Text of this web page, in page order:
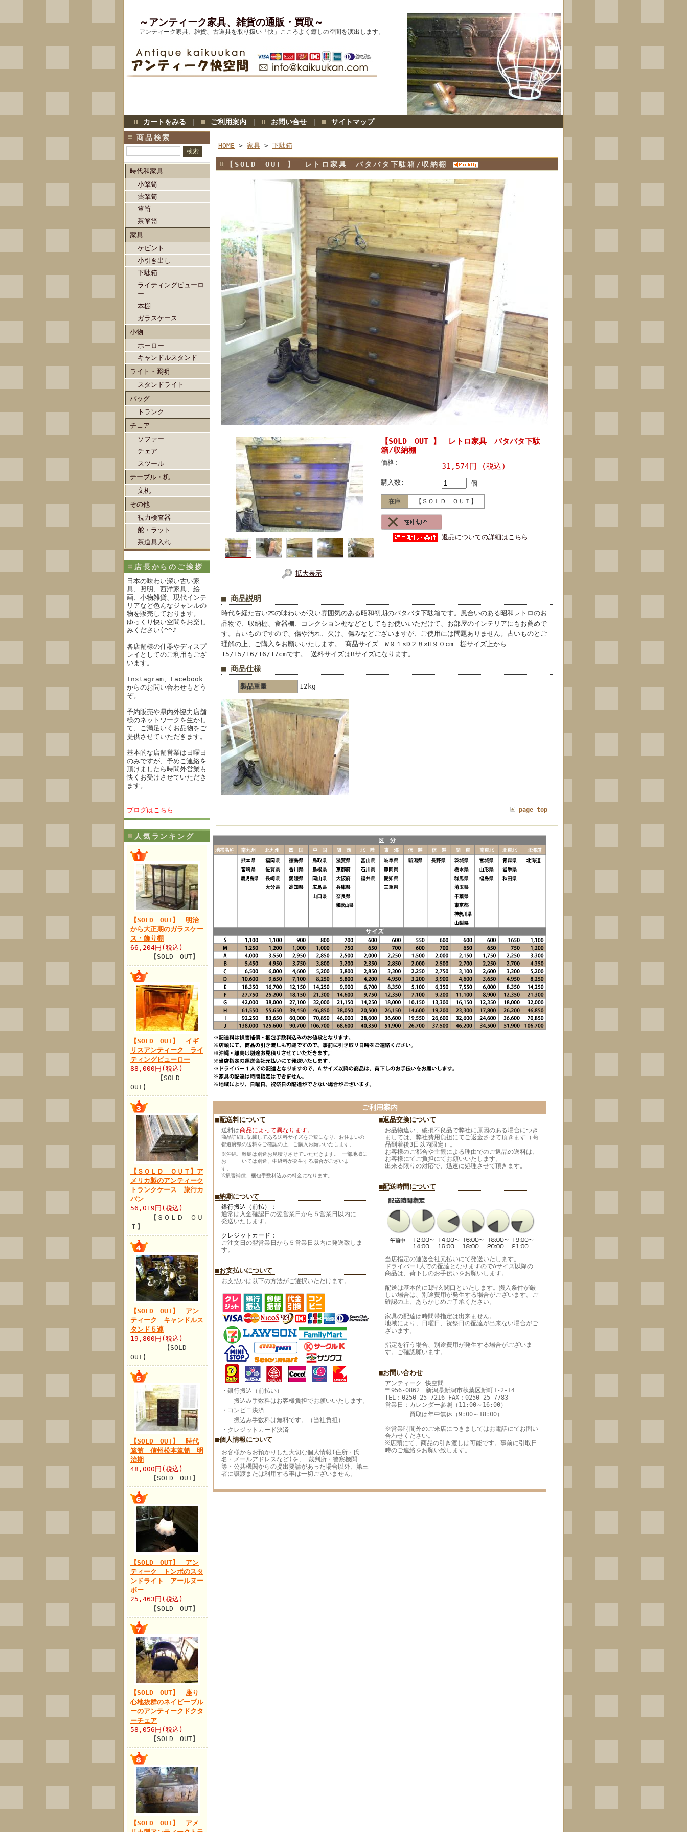
～アンティーク家具、雑貨の通販・買取～
アンティーク家具、雑貨、古道具を取り扱い「快」こころよく癒しの空間を演出します。
カートをみる ｜ ご利用案内 ｜ お問い合せ ｜
サイトマップ
商品検索
時代和家具
小箪笥
薬箪笥
箪笥
茶箪笥
家具
ケビント
小引き出し
下駄箱
ライティングビューロ
ー
本棚
ガラスケース
小物
ホーロー
キャンドルスタンド
ライト・照明
スタンドライト
バッグ
トランク
チェア
ソファー
チェア
スツール
テーブル・机
文机
その他
視力検査器
舵・ラット
茶道具入れ
店長からのご挨拶
日本の味わい深い古い家
具、照明、西洋家具、絵
画、小物雑貨、現代インテ
リアなど色んなジャンルの
物を販売しております。
ゆっくり快い空間をお楽し
みください(^^♪
各店舗様の什器やディスプ
レイとしてのご利用もござ
います。
Instagram、Facebook
からのお問い合わせもどう
ぞ。
予約販売や県内外協力店舗
様のネットワークを生かし
て、ご満足いくお品物をご
提供させていただきます。
基本的な店舗営業は日曜日
のみですが、予めご連絡を
頂けましたら時間外営業も
快くお受けさせていただき
ます。
ブログはこちら
人気ランキング
【SOLD OUT】 明治
から大正期のガラスケー
ス・飾り棚
66,204円(税込)
【SOLD OUT】
【SOLD OUT】 イギ
リスアンティーク ライ
ティングビューロー
88,000円(税込)
【SOLD
OUT】
【ＳＯＬＤ ＯＵＴ】ア
メリカ製のアンティーク
トランクケース 旅行カ
バン
56,019円(税込)
【ＳＯＬＤ ＯＵ
Ｔ】
【SOLD OUT】 アン
ティーク キャンドルス
タンド５連
19,800円(税込)
【SOLD
OUT】
【SOLD OUT】 時代
箪笥 信州松本箪笥 明
治期
48,000円(税込)
【SOLD OUT】
【SOLD OUT】 アン
ティーク トンボのスタ
ンドライト アールヌー
ボー
25,463円(税込)
【SOLD OUT】
【SOLD OUT】 座り
心地抜群のネイビーブル
ーのアンティークドクタ
ーチェア
58,056円(税込)
【SOLD OUT】
【SOLD OUT】 アメ
HOME > 家具 > 下駄箱
【SOLD OUT 】 レトロ家具 バタバタ下駄箱/収納棚
拡大表示
【SOLD OUT 】 レトロ家具 バタバタ下駄
箱/収納棚
価格: 31,574円 (税込)
購入数: 個
在庫 【ＳＯＬＤ ＯＵＴ】
返品についての詳細はこちら
■ 商品説明
時代を経た古い木の味わいが良い雰囲気のある昭和初期のバタバタ下駄箱です。風合いのある昭和レトロのお
品物で、収納棚、食器棚、コレクション棚などとしてもお使いいただけて、お部屋のインテリアにもお薦めで
す。古いものですので、傷や汚れ、欠け、傷みなどございますが、ご使用には問題ありません。古いものとご
理解の上、ご購入をお願いいたします。 商品サイズ W９１×D２８×H９０cm 棚サイズ上から
15/15/16/16/17cmです。 送料サイズはBサイズになります。
■ 商品仕様
製品重量 12kg
page top
ご利用案内
■配送料について
送料は商品によって異なります。
商品詳細に記載してある送料サイズをご覧になり、お住まいの
都道府県の送料をご確認の上、ご購入お願いいたします。
※沖縄、離島は別途お見積りさせていただきます。
一部地域に
お いては別途、中継料が発生する場合がございま
す。
※損害補償、梱包手数料込みの料金になります。
■納期について
銀行振込（前払）：
通常は入金確認日の翌営業日から５営業日以内に
発送いたします。
クレジットカード：
ご注文日の翌営業日から５営業日以内に発送致しま
す。
■お支払いについて
お支払いは以下の方法がご選択いただけます。
・銀行振込（前払い）
振込み手数料はお客様負担でお願いいたします。
・コンビニ決済
振込み手数料は無料です。（当社負担）
・クレジットカード決済
■個人情報について
お客様からお預かりした大切な個人情報(住所・氏
名・メールアドレスなど)を、 裁判所・警察機関
等・公共機関からの提出要請があった場合以外、第三
者に譲渡または利用する事は一切ございません。
■返品交換について
お品物違い、破損不良品で弊社に原因のある場合につき
ましては、弊社費用負担にてご返金させて頂きます（商
品到着後3日以内限定）。
お客様のご都合や主観による理由でのご返品の送料は、
お客様にてご負担にてお願いいたします。
出来る限りの対応で、迅速に処理させて頂きます。
■配送時間について
当店指定の運送会社元払いにて発送いたします。
ドライバー1人での配達となりますのでAサイズ以降の
商品は、荷下しのお手伝いをお願いします。
配送は基本的に1階玄関口といたします。搬入条件が厳
しい場合は、別途費用が発生する場合がございます。ご
確認の上、あらかじめご了承ください。
家具の配達は時間帯指定は出来ません。
地域により、日曜日、祝祭日の配達が出来ない場合がご
ざいます。
指定を行う場合、別途費用が発生する場合がございま
す。ご確認願います。
■お問い合わせ
アンティーク 快空間
〒956-0862 新潟県新潟市秋葉区新町1-2-14
TEL：0250-25-7216 FAX：0250-25-7783
営業日：カレンダー参照（11:00～16:00）
買取は年中無休（9:00～18:00）
※営業時間外のご来店につきましてはお電話にてお問い
合わせください。
※店頭にて、商品の引き渡しは可能です。事前に引取日
時のご連絡をお願い致します。